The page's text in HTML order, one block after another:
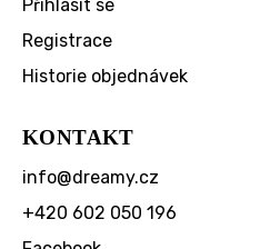
Přihlásit se
Registrace
Historie objednávek
KONTAKT
info@dreamy.cz
+420 602 050 196